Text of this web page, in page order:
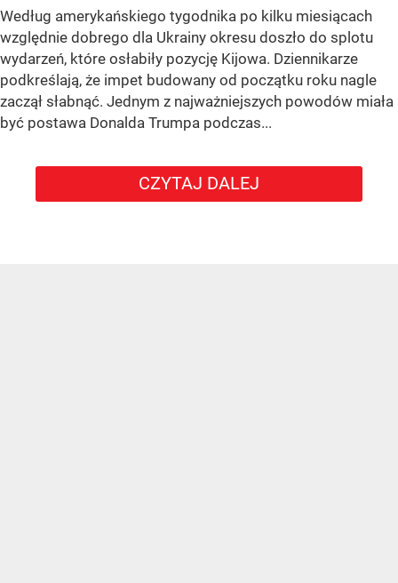
Według amerykańskiego tygodnika po kilku miesiącach
względnie dobrego dla Ukrainy okresu doszło do splotu
wydarzeń, które osłabiły pozycję Kijowa. Dziennikarze
podkreślają, że impet budowany od początku roku nagle
zaczął słabnąć. Jednym z najważniejszych powodów miała
być postawa Donalda Trumpa podczas...
CZYTAJ DALEJ